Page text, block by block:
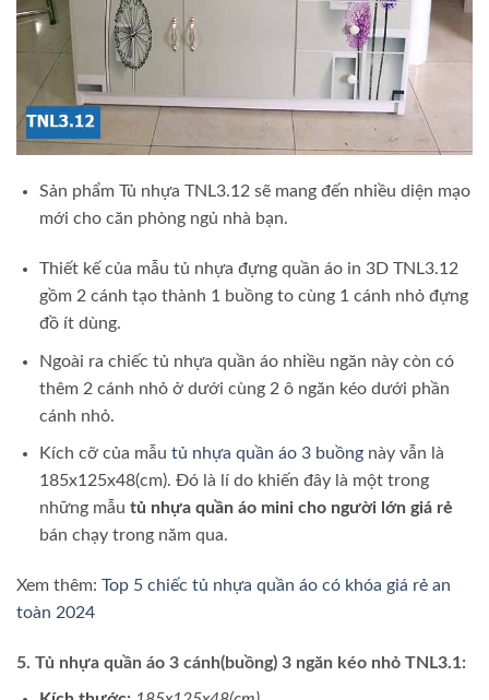
Sản phẩm Tủ nhựa TNL3.12 sẽ mang đến nhiều diện mạo
mới cho căn phòng ngủ nhà bạn.
Thiết kế của mẫu tủ nhựa đựng quần áo in 3D TNL3.12
gồm 2 cánh tạo thành 1 buồng to cùng 1 cánh nhỏ đựng
đồ ít dùng.
Ngoài ra chiếc tủ nhựa quần áo nhiều ngăn này còn có
thêm 2 cánh nhỏ ở dưới cùng 2 ô ngăn kéo dưới phần
cánh nhỏ.
Kích cỡ của mẫu tủ nhựa quần áo 3 buồngnày vẫn là
185x125x48(cm). Đó là lí do khiến đây là một trong
những mẫu tủ nhựa quần áo mini cho người lớn giá rẻ
bán chạy trong năm qua.
Xem thêm: Top 5 chiếc tủ nhựa quần áo có khóa giá rẻ an
toàn 2024
5. Tủ nhựa quần áo 3 cánh(buồng) 3 ngăn kéo nhỏ TNL3.1: